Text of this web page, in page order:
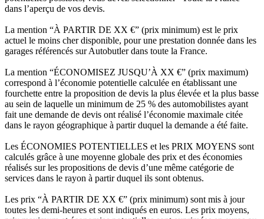
dans l’aperçu de vos devis.
La mention “À PARTIR DE XX €” (prix minimum) est le prix
actuel le moins cher disponible, pour une prestation donnée dans les
garages référencés sur Autobutler dans toute la France.
La mention “ÉCONOMISEZ JUSQU’À XX €” (prix maximum)
correspond à l’économie potentielle calculée en établissant une
fourchette entre la proposition de devis la plus élevée et la plus basse
au sein de laquelle un minimum de 25 % des automobilistes ayant
fait une demande de devis ont réalisé l’économie maximale citée
dans le rayon géographique à partir duquel la demande a été faite.
Les ÉCONOMIES POTENTIELLES et les PRIX MOYENS sont
calculés grâce à une moyenne globale des prix et des économies
réalisés sur les propositions de devis d’une même catégorie de
services dans le rayon à partir duquel ils sont obtenus.
Les prix “À PARTIR DE XX €” (prix minimum) sont mis à jour
toutes les demi-heures et sont indiqués en euros. Les prix moyens,